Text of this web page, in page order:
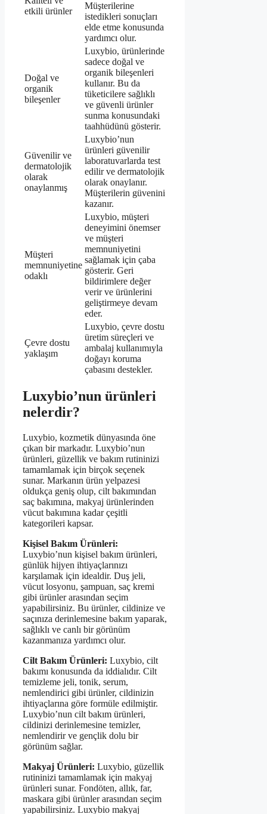
etkili ürünler
Müşterilerine
istedikleri sonuçları
elde etme konusunda
yardımcı olur.
Doğal ve
organik
bileşenler
Luxybio, ürünlerinde
sadece doğal ve
organik bileşenleri
kullanır. Bu da
tüketicilere sağlıklı
ve güvenli ürünler
sunma konusundaki
taahhüdünü gösterir.
Güvenilir ve
dermatolojik
olarak
onaylanmış
Luxybio’nun
ürünleri güvenilir
laboratuvarlarda test
edilir ve dermatolojik
olarak onaylanır.
Müşterilerin güvenini
kazanır.
Müşteri
memnuniyetine
odaklı
Luxybio, müşteri
deneyimini önemser
ve müşteri
memnuniyetini
sağlamak için çaba
gösterir. Geri
bildirimlere değer
verir ve ürünlerini
geliştirmeye devam
eder.
Çevre dostu
yaklaşım
Luxybio, çevre dostu
üretim süreçleri ve
ambalaj kullanımıyla
doğayı koruma
çabasını destekler.
Luxybio’nun ürünleri
nelerdir?
Luxybio, kozmetik dünyasında öne
çıkan bir markadır. Luxybio’nun
ürünleri, güzellik ve bakım rutininizi
tamamlamak için birçok seçenek
sunar. Markanın ürün yelpazesi
oldukça geniş olup, cilt bakımından
saç bakımına, makyaj ürünlerinden
vücut bakımına kadar çeşitli
kategorileri kapsar.
Kişisel Bakım Ürünleri:
Luxybio’nun kişisel bakım ürünleri,
günlük hijyen ihtiyaçlarınızı
karşılamak için idealdir. Duş jeli,
vücut losyonu, şampuan, saç kremi
gibi ürünler arasından seçim
yapabilirsiniz. Bu ürünler, cildinize ve
saçınıza derinlemesine bakım yaparak,
sağlıklı ve canlı bir görünüm
kazanmanıza yardımcı olur.
Cilt Bakım Ürünleri: Luxybio, cilt
bakımı konusunda da iddialıdır. Cilt
temizleme jeli, tonik, serum,
nemlendirici gibi ürünler, cildinizin
ihtiyaçlarına göre formüle edilmiştir.
Luxybio’nun cilt bakım ürünleri,
cildinizi derinlemesine temizler,
nemlendirir ve gençlik dolu bir
görünüm sağlar.
Makyaj Ürünleri: Luxybio, güzellik
rutininizi tamamlamak için makyaj
ürünleri sunar. Fondöten, allık, far,
maskara gibi ürünler arasından seçim
yapabilirsiniz. Luxybio makyaj